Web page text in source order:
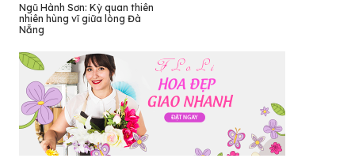
Ngũ Hành Sơn: Kỳ quan thiên
nhiên hùng vĩ giữa lòng Đà
Nẵng